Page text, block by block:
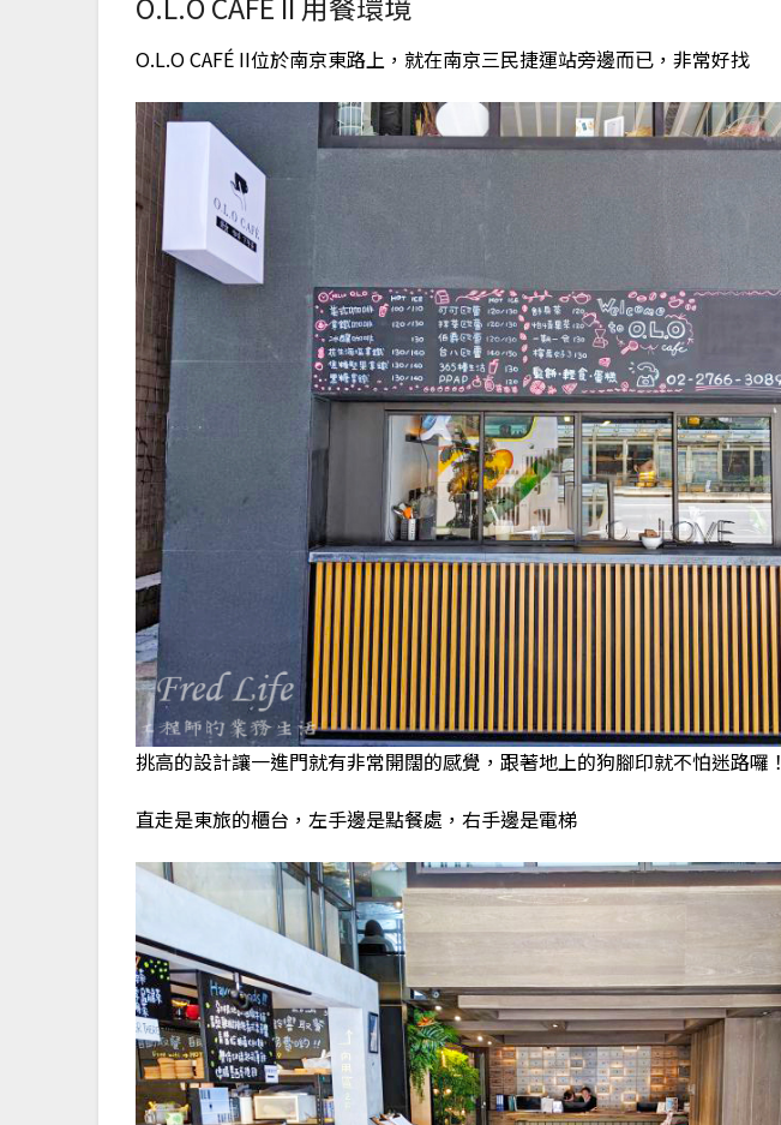
O.L.O CAFÉ II位於南京東路上，就在南京三民捷運站旁邊而已，非常好找
挑高的設計讓一進門就有非常開闊的感覺，跟著地上的狗腳印就不怕迷路囉！
直走是東旅的櫃台，左手邊是點餐處，右手邊是電梯